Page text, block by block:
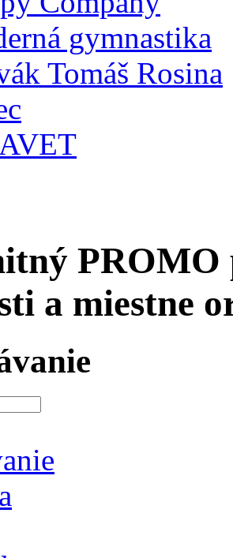
gymnastika
Tomáš Rosina
a miestne